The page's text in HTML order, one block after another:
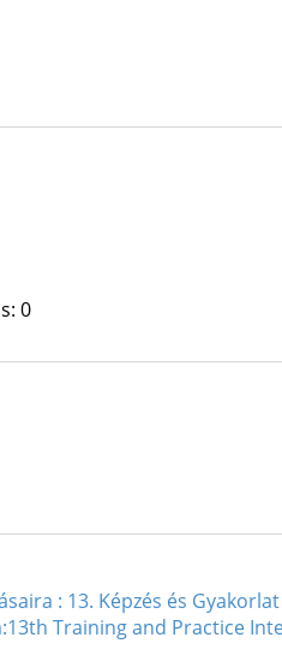
0
: 13. Képzés és
Training and Practice